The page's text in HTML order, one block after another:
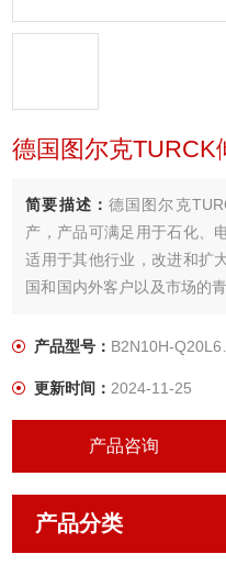
德国图尔克TURCK
简要描述： 德国图尔克
产，产品可满足用于石化、
适用于其他行业，改进和扩
国和国内外客户以及市场的
产品型号： B2N10H-Q20L60-2LU3-H1151
更新时间：2024-11-25
产品咨询
产品分类